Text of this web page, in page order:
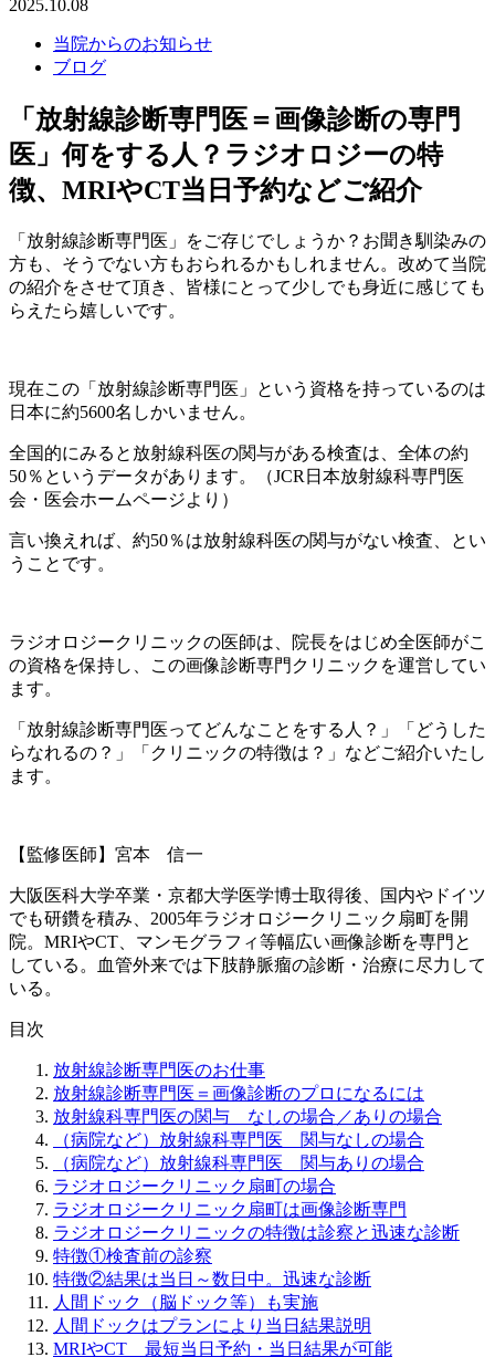
2025.10.08
当院からのお知らせ
ブログ
「放射線診断専門医＝画像診断の専門
医」何をする人？ラジオロジーの特
徴、MRIやCT当日予約などご紹介
「放射線診断専門医」をご存じでしょうか？お聞き馴染みの
方も、そうでない方もおられるかもしれません。改めて当院
の紹介をさせて頂き、皆様にとって少しでも身近に感じても
らえたら嬉しいです。
現在この「放射線診断専門医」という資格を持っているのは
日本に約5600名しかいません。
全国的にみると放射線科医の関与がある検査は、全体の約
50％というデータがあります。（JCR日本放射線科専門医
会・医会ホームページより）
言い換えれば、約50％は放射線科医の関与がない検査、とい
うことです。
ラジオロジークリニックの医師は、院長をはじめ全医師がこ
の資格を保持し、この画像診断専門クリニックを運営してい
ます。
「放射線診断専門医ってどんなことをする人？」「どうした
らなれるの？」「クリニックの特徴は？」などご紹介いたし
ます。
【監修医師】宮本 信一
大阪医科大学卒業・京都大学医学博士取得後、国内やドイツ
でも研鑽を積み、2005年ラジオロジークリニック扇町を開
院。MRIやCT、マンモグラフィ等幅広い画像診断を専門と
している。血管外来では下肢静脈瘤の診断・治療に尽力して
いる。
目次
放射線診断専門医のお仕事
放射線診断専門医＝画像診断のプロになるには
放射線科専門医の関与 なしの場合／ありの場合
（病院など）放射線科専門医 関与なしの場合
（病院など）放射線科専門医 関与ありの場合
ラジオロジークリニック扇町の場合
ラジオロジークリニック扇町は画像診断専門
ラジオロジークリニックの特徴は診察と迅速な診断
特徴①検査前の診察
特徴②結果は当日～数日中。迅速な診断
人間ドック（脳ドック等）も実施
人間ドックはプランにより当日結果説明
MRIやCT 最短当日予約・当日結果が可能